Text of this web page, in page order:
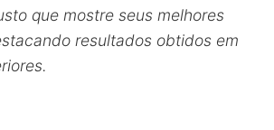
que mostre seus melhores
resultados obtidos em